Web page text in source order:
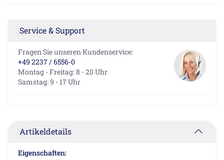
Service & Support
Fragen Sie unseren Kundenservice:
+49 2237 / 6556-0
Montag - Freitag: 8 - 20 Uhr
Samstag: 9 - 17 Uhr
Artikeldetails
Eigenschaften: